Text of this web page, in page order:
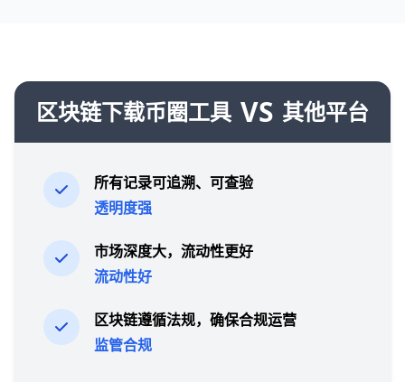
区块链下载币圈工具 VS 其他平台
所有记录可追溯、可查验
透明度强
市场深度大，流动性更好
流动性好
区块链遵循法规，确保合规运营
监管合规